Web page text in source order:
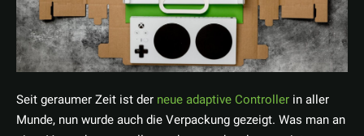
Seit geraumer Zeit ist der neue adaptive Controller in aller
Munde, nun wurde auch die Verpackung gezeigt. Was man an